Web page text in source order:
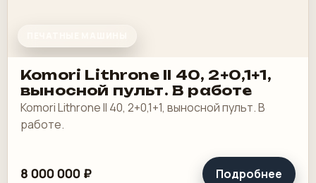
Komori Lithrone II 40, 2+0,1+1,
выносной пульт. В работе
Komori Lithrone II 40, 2+0,1+1, выносной пульт. В
работе.
8 000 000 ₽ Подробнее